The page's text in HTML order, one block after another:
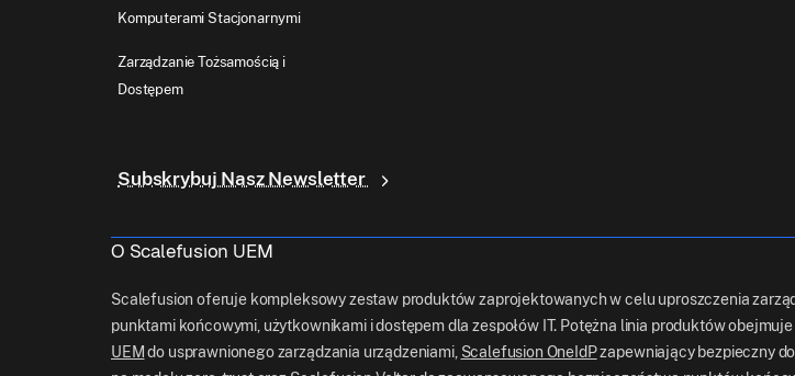
Komputerami Stacjonarnymi
Zarządzanie Tożsamością i
Dostępem
Subskrybuj Nasz Newsletter
O Scalefusion UEM
Scalefusion oferuje kompleksowy zestaw produktów zaprojektowanych w celu uproszczenia
punktami końcowymi, użytkownikami i dostępem dla zespołów IT. Potężna linia produktów obejmuje
UEM do usprawnionego zarządzania urządzeniami, Scalefusion OneIdPzapewniający bezpieczny